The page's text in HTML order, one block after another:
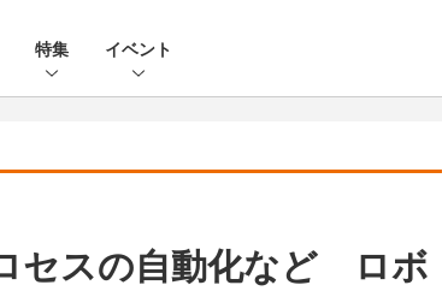
特集 イベント
セスの自動化など ロボ